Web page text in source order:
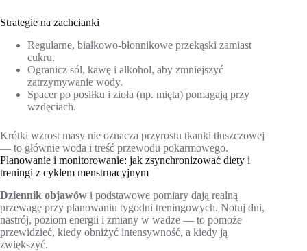
Strategie na zachcianki
Regularne, białkowo-błonnikowe przekąski zamiast
cukru.
Ogranicz sól, kawę i alkohol, aby zmniejszyć
zatrzymywanie wody.
Spacer po posiłku i zioła (np. mięta) pomagają przy
wzdęciach.
Krótki wzrost masy nie oznacza przyrostu tkanki tłuszczowej
— to głównie woda i treść przewodu pokarmowego.
Planowanie i monitorowanie: jak zsynchronizować diety i
treningi z cyklem menstruacyjnym
Dziennik objawów i podstawowe pomiary dają realną
przewagę przy planowaniu tygodni treningowych. Notuj dni,
nastrój, poziom energii i zmiany w wadze — to pomoże
przewidzieć, kiedy obniżyć intensywność, a kiedy ją
zwiększyć.